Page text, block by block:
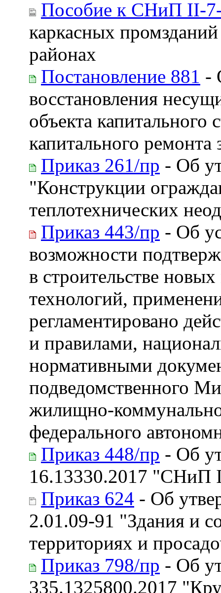
Пособие к СНиП II-
каркасных
районах
Постановление 881 -
восстановления
объекта капитального
капитального
Приказ 261/пр - Об
"Конструкции
теплотехнических
Приказ 443/пр - Об
возможности
в строительстве
технологий,
регламентировано
и правилами,
нормативными
подведомственного
жилищно-
федерального
Приказ 448/пр - Об
16.13330.2017 "СНиП
Приказ 624 - Об
2.01.09-91 "Здания и
территориях и
Приказ 798/пр - Об
335.1325800.2017